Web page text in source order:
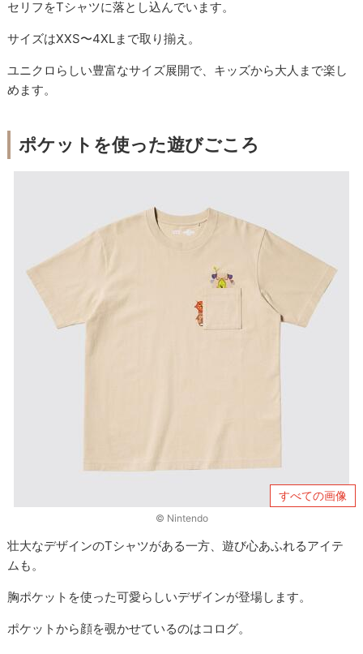
セリフをTシャツに落とし込んでいます。
サイズはXXS〜4XLまで取り揃え。
ユニクロらしい豊富なサイズ展開で、キッズから大人まで楽し
めます。
ポケットを使った遊びごころ
すべての画像
© Nintendo
壮大なデザインのTシャツがある一方、遊び心あふれるアイテ
ムも。
胸ポケットを使った可愛らしいデザインが登場します。
ポケットから顔を覗かせているのはコログ。